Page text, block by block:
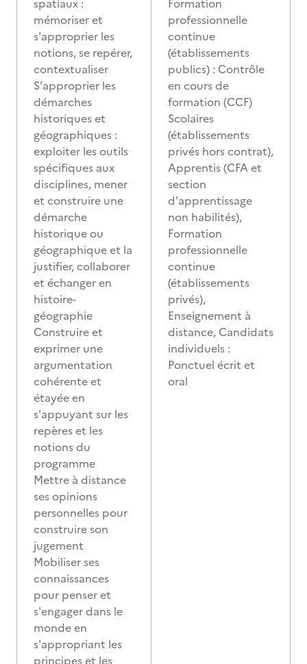
spatiaux :
mémoriser et
s'approprier les
notions, se repérer,
contextualiser
S'approprier les
démarches
historiques et
géographiques :
exploiter les outils
spécifiques aux
disciplines, mener
et construire une
démarche
historique ou
géographique et la
justifier, collaborer
et échanger en
histoire-
géographie
Construire et
exprimer une
argumentation
cohérente et
étayée en
s'appuyant sur les
repères et les
notions du
programme
Mettre à distance
ses opinions
personnelles pour
construire son
jugement
Mobiliser ses
connaissances
pour penser et
s'engager dans le
monde en
s'appropriant les
principes et les
Formation
professionnelle
continue
(établissements
publics) : Contrôle
en cours de
formation (CCF)
Scolaires
(établissements
privés hors contrat),
Apprentis (CFA et
section
d'apprentissage
non habilités),
Formation
professionnelle
continue
(établissements
privés),
Enseignement à
distance, Candidats
individuels :
Ponctuel écrit et
oral